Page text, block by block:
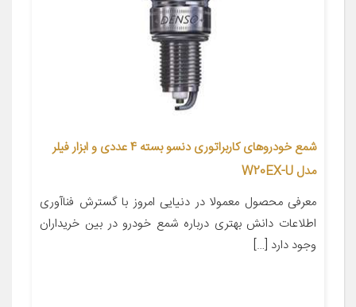
شمع خودروهای کاربراتوری دنسو بسته 4 عددی و ابزار فیلر
مدل W20EX-U
معرفی محصول معمولا در دنیایی امروز با گسترش فناآوری
اطلاعات دانش بهتری درباره شمع خودرو در بین خریداران
وجود دارد […]